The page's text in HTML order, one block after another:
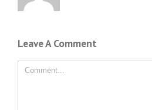
Leave A Comment